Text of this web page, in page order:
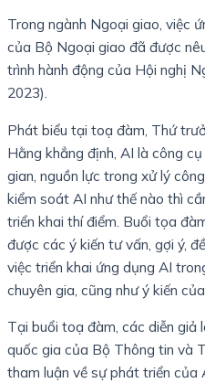
Trong ngành Ngoại giao, việc
của Bộ Ngoại giao đã được
trình hành động của Hội nghị
2023).
Phát biểu tại toạ đàm, Thứ
Hằng khẳng định, AI là công
gian, nguồn lực trong xử lý
kiểm soát AI như thế nào thì
triển khai thí điểm. Buổi tọa
được các ý kiến tư vấn, gợi ý,
việc triển khai ứng dụng AI
chuyên gia, cũng như ý kiến
Tại buổi toạ đàm, các diễn giả
quốc gia của Bộ Thông tin và
tham luận về sự phát triển của